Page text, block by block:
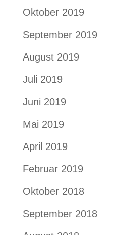
Oktober 2019
September 2019
August 2019
Juli 2019
Juni 2019
Mai 2019
April 2019
Februar 2019
Oktober 2018
September 2018